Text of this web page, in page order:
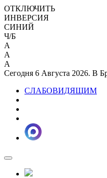
ОТКЛЮЧИТЬ
ИНВЕРСИЯ
СИНИЙ
Ч/Б
A
A
A
Сегодня 6 Августа 2026. В
СЛАБОВИДЯЩИМ